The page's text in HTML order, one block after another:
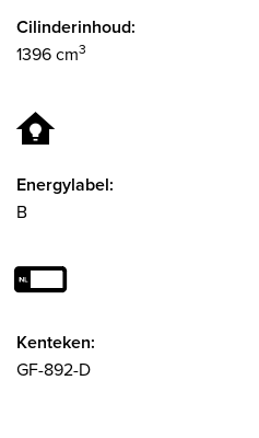
Cilinderinhoud:
1396 cm3
Energylabel:
B
Kenteken:
GF-892-D